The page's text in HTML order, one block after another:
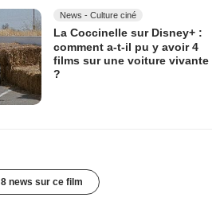
News - Culture ciné
La Coccinelle sur Disney+ :
comment a-t-il pu y avoir 4
films sur une voiture vivante
?
8 news sur ce film